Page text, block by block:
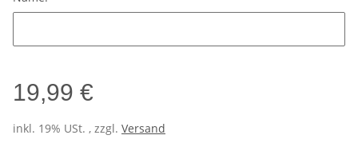
19,99 €
inkl. 19% USt. , zzgl. Versand